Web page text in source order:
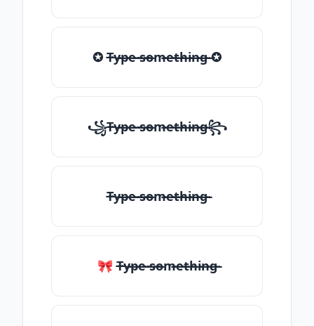
✪ T̶̴y̶̴p̶̴e̶̴ ̶̴s̶̴o̶̴m̶̴e̶̴t̶̴h̶̴i̶̴n̶̴g̶̴ ✪
꧁T̶̴y̶̴p̶̴e̶̴ ̶̴s̶̴o̶̴m̶̴e̶̴t̶̴h̶̴i̶̴n̶̴g̶̴꧂
T̶̴y̶̴p̶̴e̶̴ ̶̴s̶̴o̶̴m̶̴e̶̴t̶̴h̶̴i̶̴n̶̴g̶̴
🎀 T̶̴y̶̴p̶̴e̶̴ ̶̴s̶̴o̶̴m̶̴e̶̴t̶̴h̶̴i̶̴n̶̴g̶̴